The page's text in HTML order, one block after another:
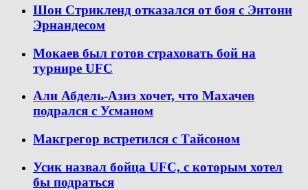
Шон Стрикленд отказался от боя с Энтони
Эрнандесом
Мокаев был готов страховать бой на
турнире UFC
Али Абдель-Азиз хочет, что Махачев
подрался с Усманом
Макгрегор встретился с Тайсоном
Усик назвал бойца UFC, с которым хотел
бы подраться